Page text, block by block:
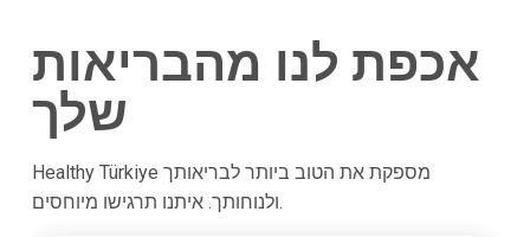
אכפת לנו מהבריאות
שלך
Healthy Türkiye מספקת את הטוב ביותר לבריאותך
ולנוחותך. איתנו תרגישו מיוחסים.